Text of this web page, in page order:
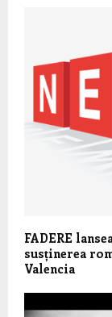
FADERE
susținerea
Valencia